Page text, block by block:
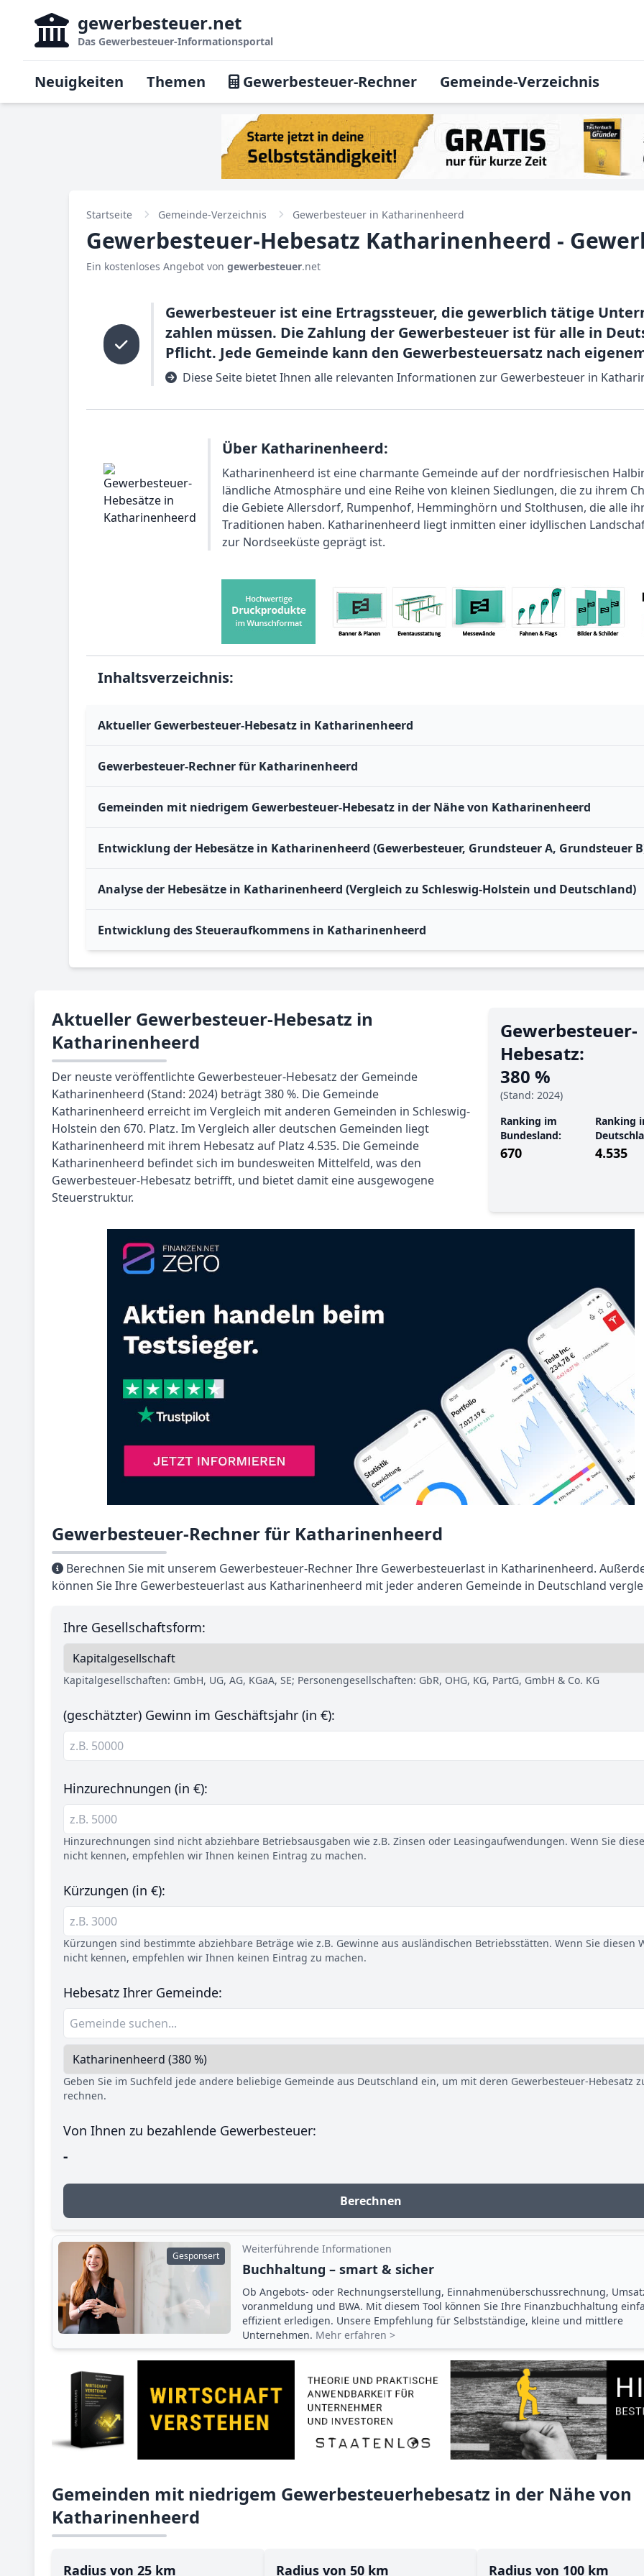
gewerbesteuer.net
Das Gewerbesteuer-Informationsportal
Neuigkeiten Themen Gewerbesteuer-Rechner Gemeinde-Verzeichnis
Startseite Gemeinde-Verzeichnis Gewerbesteuer in Katharinenheerd
Gewerbesteuer-Hebesatz Katharinenheerd -
Ein kostenloses Angebot von gewerbesteuer.net
Gewerbesteuer ist eine Ertragssteuer, die gewerblich tätige
zahlen müssen. Die Zahlung der Gewerbesteuer ist für alle in
Pflicht. Jede Gemeinde kann den Gewerbesteuersatz nach
Diese Seite bietet Ihnen alle relevanten Informationen zur Gewerbesteuer in
Über Katharinenheerd:
Katharinenheerd ist eine charmante Gemeinde auf der nordfriesischen
ländliche Atmosphäre und eine Reihe von kleinen Siedlungen, die zu ihrem
die Gebiete Allersdorf, Rumpenhof, Hemminghörn und Stolthusen, die alle
Traditionen haben. Katharinenheerd liegt inmitten einer idyllischen
zur Nordseeküste geprägt ist.
Inhaltsverzeichnis:
Aktueller Gewerbesteuer-Hebesatz in Katharinenheerd
Gewerbesteuer-Rechner für Katharinenheerd
Gemeinden mit niedrigem Gewerbesteuer-Hebesatz in der Nähe von Katharinenheerd
Entwicklung der Hebesätze in Katharinenheerd (Gewerbesteuer, Grundsteuer A, Grundsteuer
Analyse der Hebesätze in Katharinenheerd (Vergleich zu Schleswig-Holstein und Deutschland)
Entwicklung des Steueraufkommens in Katharinenheerd
Aktueller Gewerbesteuer-Hebesatz in
Katharinenheerd
Der neuste veröffentlichte Gewerbesteuer-Hebesatz der Gemeinde
Katharinenheerd (Stand: 2024) beträgt 380 %. Die Gemeinde
Katharinenheerd erreicht im Vergleich mit anderen Gemeinden in Schleswig-
Holstein den 670. Platz. Im Vergleich aller deutschen Gemeinden liegt
Katharinenheerd mit ihrem Hebesatz auf Platz 4.535. Die Gemeinde
Katharinenheerd befindet sich im bundesweiten Mittelfeld, was den
Gewerbesteuer-Hebesatz betrifft, und bietet damit eine ausgewogene
Steuerstruktur.
Gewerbe­steuer-
Hebe­satz:
380 %
(Stand: 2024)
Ranking im
Bundesland:
670
Ranking
4.535
Gewerbesteuer-Rechner für Katharinenheerd
Berechnen Sie mit unserem Gewerbesteuer-Rechner Ihre Gewerbesteuerlast in Katharinenheerd.
können Sie Ihre Gewerbesteuerlast aus Katharinenheerd mit jeder anderen Gemeinde in Deutschland
Ihre Gesellschaftsform:
Kapitalgesellschaften: GmbH, UG, AG, KGaA, SE; Personengesellschaften: GbR, OHG, KG, PartG, GmbH & Co. KG
(geschätzter) Gewinn im Geschäftsjahr (in €):
Hinzurechnungen (in €):
Hinzurechnungen sind nicht abziehbare Betriebsausgaben wie z.B. Zinsen oder Leasingaufwendungen. Wenn Sie
nicht kennen, empfehlen wir Ihnen keinen Eintrag zu machen.
Kürzungen (in €):
Kürzungen sind bestimmte abziehbare Beträge wie z.B. Gewinne aus ausländischen Betriebsstätten. Wenn Sie diesen
nicht kennen, empfehlen wir Ihnen keinen Eintrag zu machen.
Hebesatz Ihrer Gemeinde:
Geben Sie im Suchfeld jede andere beliebige Gemeinde aus Deutschland ein, um mit deren Gewerbesteuer-Hebesatz
rechnen.
Von Ihnen zu bezahlende Gewerbesteuer:
-
Berechnen
Gesponsert
Weiterführende Informationen
Buchhaltung – smart & sicher
Ob Angebots- oder Rechnungserstellung, Einnahmenüberschuss­rechnung,
voranmeldung und BWA. Mit diesem Tool können Sie Ihre Finanz­buchhaltung
effizient erledigen. Unsere Empfehlung für Selbstständige, kleine und mittlere
Unternehmen. Mehr erfahren >
Gemeinden mit niedrigem Gewerbesteuerhebesatz in der Nähe von
Katharinenheerd
Radius von 25 km Radius von 50 km Radius von 100 km